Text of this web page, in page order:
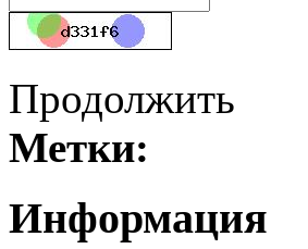
Продолжить
Метки:
Информация